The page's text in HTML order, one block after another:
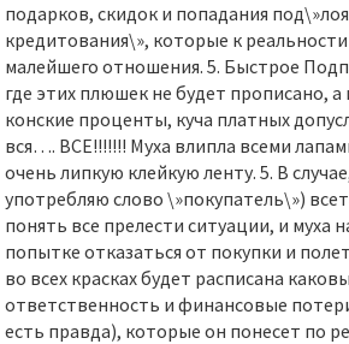
подарков, скидок и попадания
кредитования\», которые к
малейшего отношения. 5. Быстрое
где этих плюшек не будет прописано, а
конские проценты, куча платных
вся…. ВСЕ!!!!!!! Муха влипла всеми
очень липкую клейкую ленту. 5. В
употребляю слово \»покупатель\»)
понять все прелести ситуации, и муха
попытке отказаться от покупки и
во всех красках будет расписана
ответственность и финансовые
есть правда), которые он понесет по